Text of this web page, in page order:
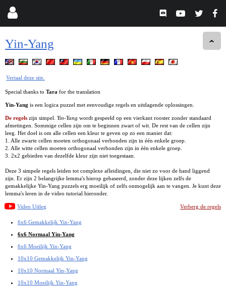
Yin-Yang
Vertaal deze site.
Special thanks to Tara for the translation
Yin-Yang is een logica puzzel met eenvoudige regels en uitdagende oplossingen.
De regels zijn simpel. Yin-Yang wordt gespeeld op een vierkant rooster zonder standaard
afmetingen. Sommige cellen zijn om te beginnen zwart of wit. De rest van de cellen zijn
leeg. Het doel is om alle cellen een kleur te geven op zo een manier dat:
1. Alle zwarte cellen moeten orthogonaal verbonden zijn in één enkele groep.
2. Alle witte cellen moeten orthogonaal verbonden zijn in één enkele groep.
3. 2x2 gebieden van dezelfde kleur zijn niet toegestaan.
Deze 3 simpele regels leiden tot complexe afleidingen, die niet zo voor de hand liggend
zijn. Er zijn 2 belangrijke lemma's hierop gebaseerd, zonder deze lijken zelfs de
gemakkelijke Yin-Yang puzzels erg moeilijk of zelfs onmogelijk aan te vangen. Je kunt deze
lemma's leren in de video tutorial hieronder.
Video Uitleg Verberg de regels
6x6 Gemakkelijk Yin-Yang
6x6 Normaal Yin-Yang
6x6 Moeilijk Yin-Yang
10x10 Gemakkelijk Yin-Yang
10x10 Normaal Yin-Yang
10x10 Moeilijk Yin-Yang